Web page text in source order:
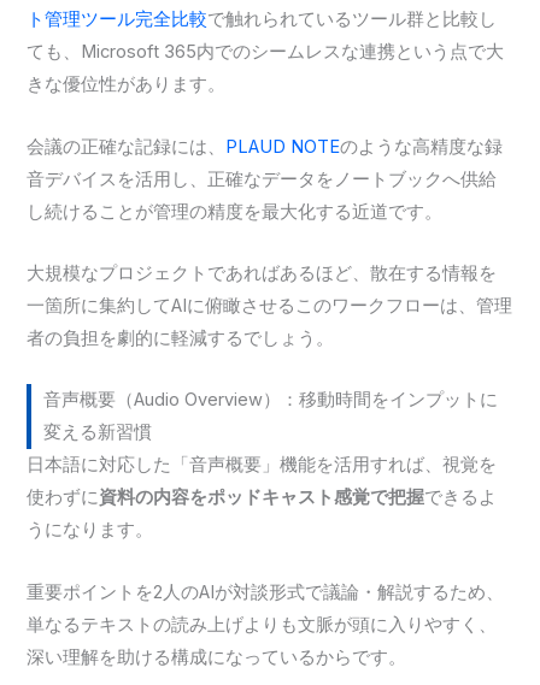
ト管理ツール完全比較で触れられているツール群と比較し
ても、Microsoft 365内でのシームレスな連携という点で大
きな優位性があります。
会議の正確な記録には、 PLAUD NOTEのような高精度な録
音デバイスを活用し、正確なデータをノートブックへ供給
し続けることが管理の精度を最大化する近道です。
大規模なプロジェクトであればあるほど、散在する情報を
一箇所に集約してAIに俯瞰させるこのワークフローは、管理
者の負担を劇的に軽減するでしょう。
音声概要（Audio Overview）：移動時間をインプットに
変える新習慣
日本語に対応した「音声概要」機能を活用すれば、視覚を
使わずに資料の内容をポッドキャスト感覚で把握できるよ
うになります。
重要ポイントを2人のAIが対談形式で議論・解説するため、
単なるテキストの読み上げよりも文脈が頭に入りやすく、
深い理解を助ける構成になっているからです。